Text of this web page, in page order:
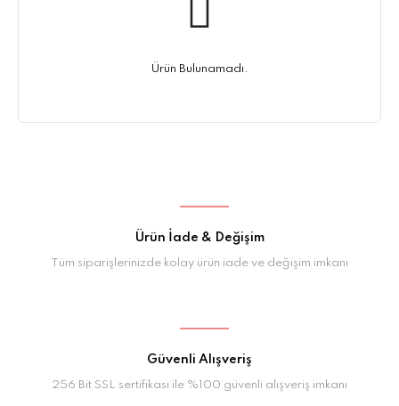
Ürün Bulunamadı.
Ürün İade & Değişim
Tüm siparişlerinizde kolay ürün iade ve değişim imkanı
Güvenli Alışveriş
256 Bit SSL sertifikası ile %100 güvenli alışveriş imkanı